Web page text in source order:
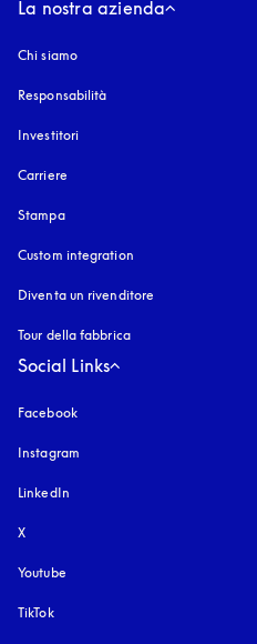
La nostra azienda
Chi siamo
Responsabilità
Investitori
Carriere
Stampa
Custom integration
Diventa un rivenditore
Tour della fabbrica
Social Links
Facebook
Instagram
LinkedIn
X
Youtube
TikTok